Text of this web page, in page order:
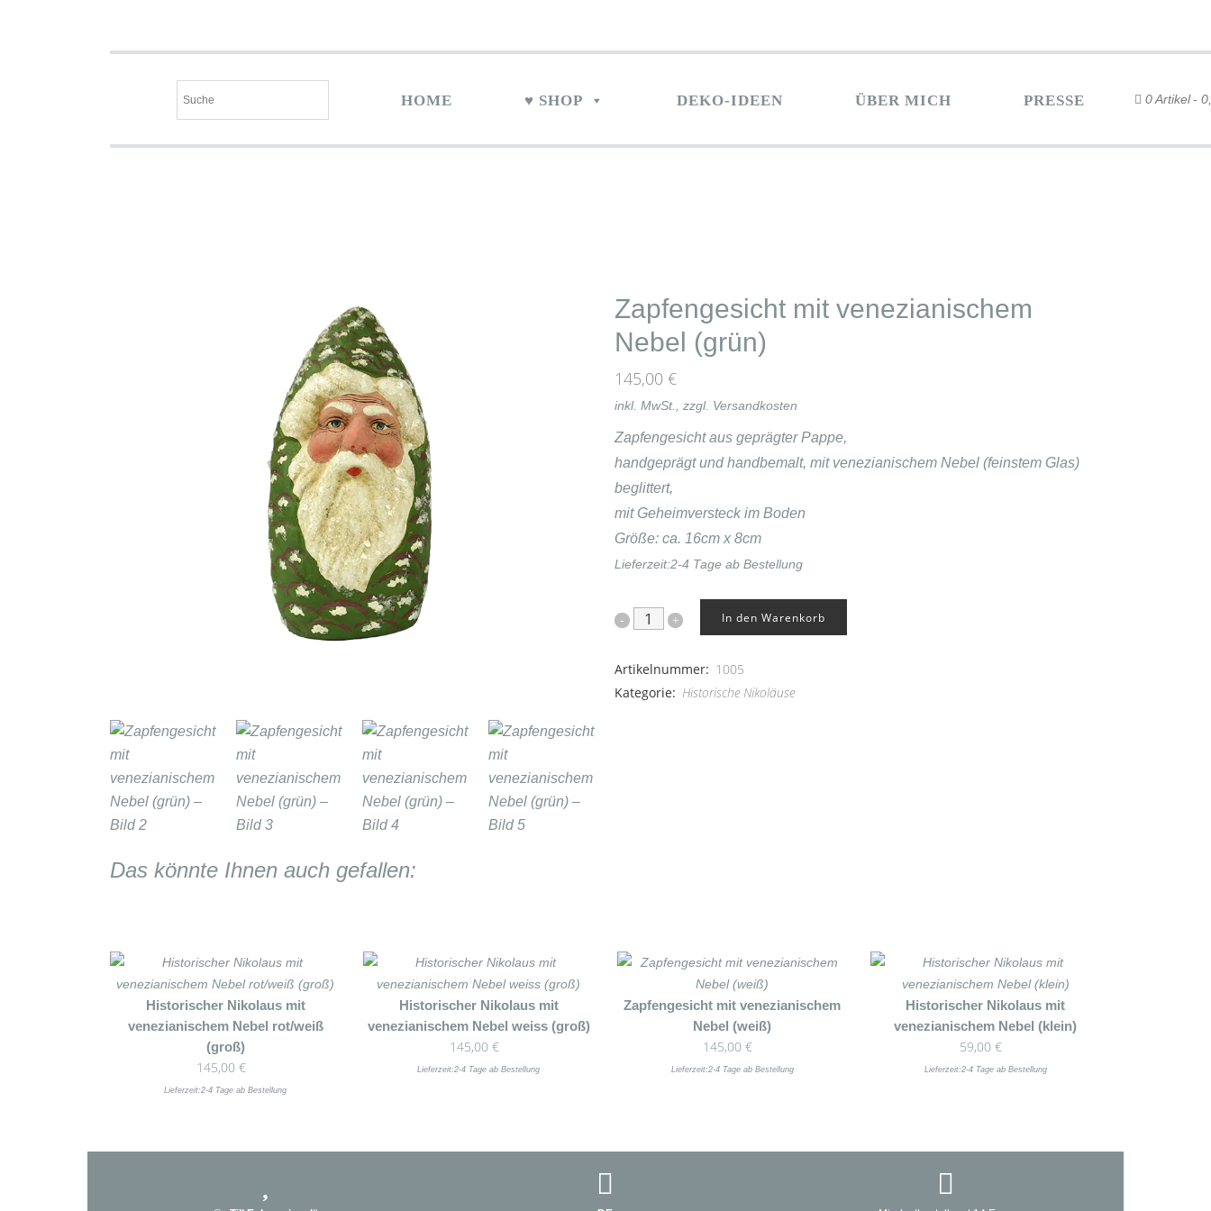
HOME ♥ SHOP DEKO-IDEEN ÜBER MICH PRESSE 0 Artikel
Zapfengesicht mit venezianischem
Nebel (grün)
145,00€
inkl. MwSt., zzgl. Versandkosten
Zapfengesicht aus geprägter Pappe,
handgeprägt und handbemalt, mit venezianischem Nebel (feinstem Glas)
beglittert,
mit Geheimversteck im Boden
Größe: ca. 16cm x 8cm
Lieferzeit:2-4 Tage ab Bestellung
Zapfengesicht
venezianischem
In den Warenkorb
Artikelnummer: 1005
Kategorie: Historische Nikoläuse
Das könnte Ihnen auch gefallen:
Historischer Nikolaus mit
venezianischem Nebel rot/weiß
(groß)
145,00 €
Lieferzeit:2-4 Tage ab Bestellung
Historischer Nikolaus mit
venezianischem Nebel weiss (groß)
145,00 €
Lieferzeit:2-4 Tage ab Bestellung
Zapfengesicht mit venezianischem
Nebel (weiß)
145,00€
Lieferzeit:2-4 Tage ab Bestellung
Historischer Nikolaus mit
venezianischem Nebel (klein)
59,00€
Lieferzeit:2-4 Tage ab Bestellung